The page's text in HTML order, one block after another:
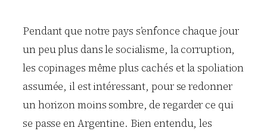
Pendant que notre pays s’enfonce chaque jour
un peu plus dans le socialisme, la corruption,
les copinages même plus cachés et la spoliation
assumée, il est intéressant, pour se redonner
un horizon moins sombre, de regarder ce qui
se passe en Argentine. Bien entendu, les